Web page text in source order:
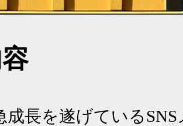
長を遂げている